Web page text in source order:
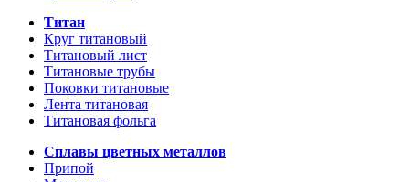
Титан
Круг титановый
Титановый лист
Титановые трубы
Поковки титановые
Лента титановая
Титановая фольга
Сплавы цветных металлов
Припой